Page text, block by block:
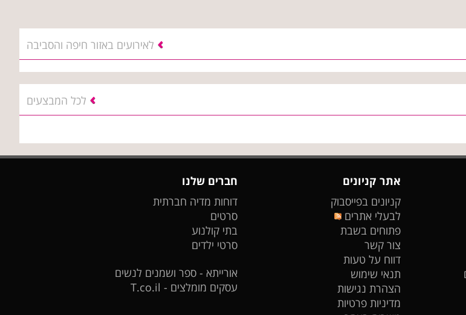
לאירועים באזור חיפה והסביבה
לכל המבצעים
אתר קניונים
קניונים בפייסבוק
לבעלי אתרים
פתוחים בשבת
צור קשר
דווח על טעות
תנאי שימוש
הצהרת נגישות
מדיניות פרטיות
חברים שלנו
דוחות מדיה חברתית
סרטים
בתי קולנוע
סרטי ילדים
אורייתא - ספר ושמנים לנשים
עסקים מומלצים - T.co.il